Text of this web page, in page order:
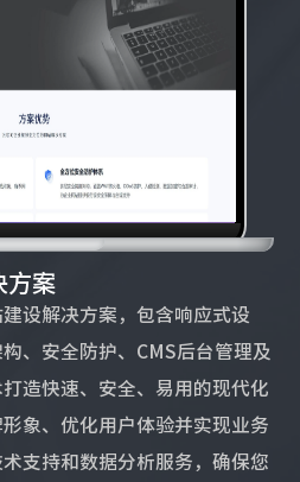
方案
设解决方案，包含响应式设
、安全防护、CMS后台管理及
造快速、安全、易用的现代化
象、优化用户体验并实现业务
支持和数据分析服务，确保您